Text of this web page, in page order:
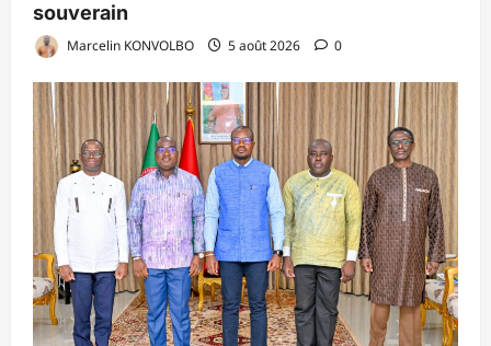
souverain
Marcelin KONVOLBO 5 août 2026 0